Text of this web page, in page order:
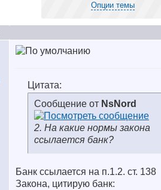
Опции темы
Цитата:
Сообщение от NsNord
2. На какие нормы закона
ссылается банк?
Банк ссылается на п.1.2. ст. 138
Закона, цитирую банк: